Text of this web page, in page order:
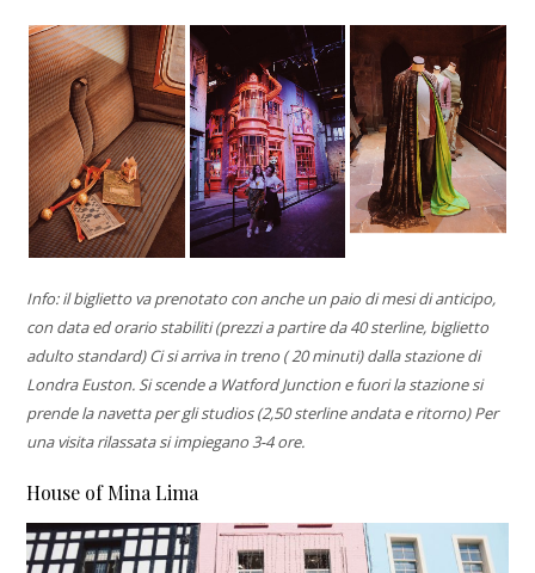
Info: il biglietto va prenotato con anche un paio di mesi di anticipo,
con data ed orario stabiliti (prezzi a partire da 40 sterline, biglietto
adulto standard) Ci si arriva in treno ( 20 minuti) dalla stazione di
Londra Euston. Si scende a Watford Junction e fuori la stazione si
prende la navetta per gli studios (2,50 sterline andata e ritorno) Per
una visita rilassata si impiegano 3-4 ore.
House of Mina Lima